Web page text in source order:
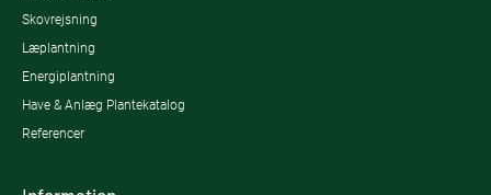
Skovrejsning
Læplantning
Energiplantning
Have & Anlæg Plantekatalog
Referencer